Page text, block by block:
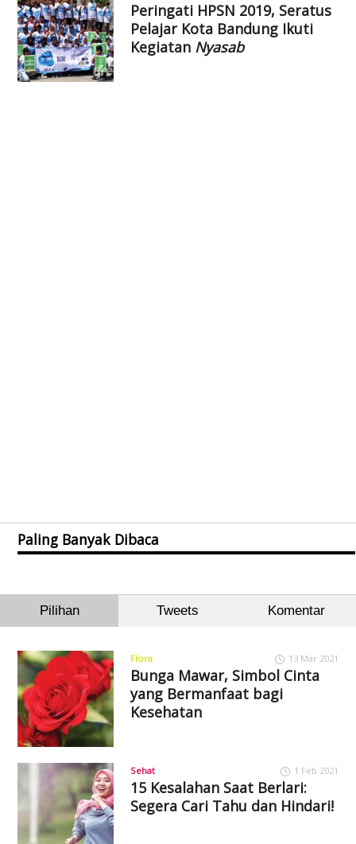
Peringati HPSN 2019, Seratus
Pelajar Kota Bandung Ikuti
Kegiatan Nyasab
Paling Banyak Dibaca
Pilihan Tweets Komentar
Flora 13 Mar 2021
Bunga Mawar, Simbol Cinta
yang Bermanfaat bagi
Kesehatan
Sehat 1 Feb 2021
15 Kesalahan Saat Berlari:
Segera Cari Tahu dan Hindari!